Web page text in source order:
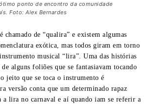
ponto de encontro da comunidade
Foto: Alex Bernardes
chamado de “qualira” e existem algumas
exótica, mas todos giram em torno
musical “lira”. Uma das histórias
alguns foliões que se fantasiavam tocando
jeito que se toca o instrumento é
versão conta que um determinado rapaz
a lira no carnaval e aí quando iam se referir a